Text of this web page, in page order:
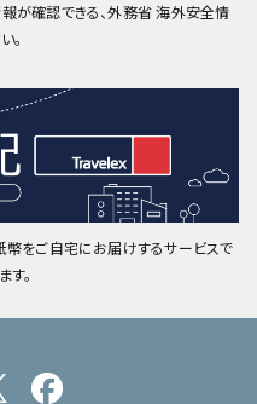
が確認できる、外務省 海外安全情
。
をご自宅にお届けするサービスで
。